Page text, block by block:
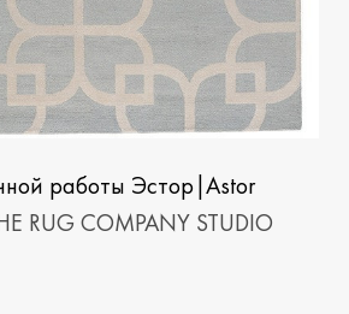
работы Эстор|Astor
RUG COMPANY STUDIO